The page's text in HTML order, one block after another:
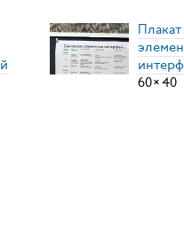
60×40